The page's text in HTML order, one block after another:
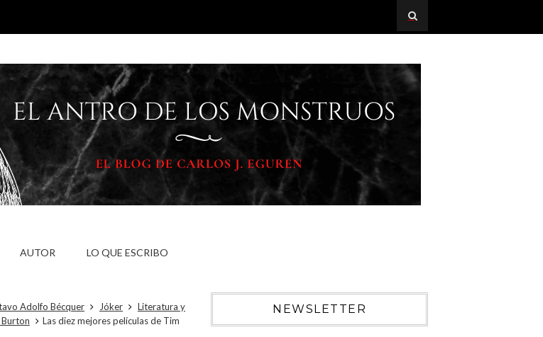
AUTOR LO QUE ESCRIBO
Adolfo Bécquer Jóker
Literatura y
Las diez mejores películas de Tim
NEWSLETTER